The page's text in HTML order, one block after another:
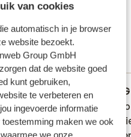
van cookies
automatisch in je browser
website bezoekt.
Group GmbH
dat de website goed
kunt gebruiken,
te verbeteren en
ingevoerde informatie
maken we ook
8 sep. 2025
een
een
een
een